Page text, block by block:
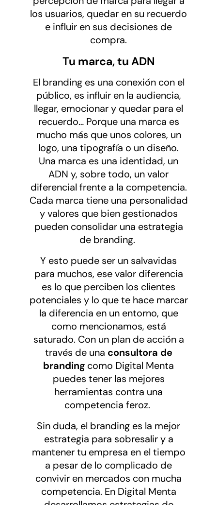
los usuarios, quedar en su recuerdo
e influir en sus decisiones de
compra.
Tu marca, tu ADN
El branding es una conexión con el
público, es influir en la audiencia,
llegar, emocionar y quedar para el
recuerdo… Porque una marca es
mucho más que unos colores, un
logo, una tipografía o un diseño.
Una marca es una identidad, un
ADN y, sobre todo, un valor
diferencial frente a la competencia.
Cada marca tiene una personalidad
y valores que bien gestionados
pueden consolidar una estrategia
de branding.
Y esto puede ser un salvavidas
para muchos, ese valor diferencia
es lo que perciben los clientes
potenciales y lo que te hace marcar
la diferencia en un entorno, que
como mencionamos, está
saturado. Con un plan de acción a
través de una consultora de
branding como Digital Menta
puedes tener las mejores
herramientas contra una
competencia feroz.
Sin duda, el branding es la mejor
estrategia para sobresalir y a
mantener tu empresa en el tiempo
a pesar de lo complicado de
convivir en mercados con mucha
competencia. En Digital Menta